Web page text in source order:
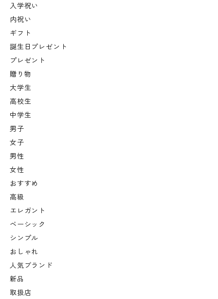
入学祝い
内祝い
ギフト
誕生日プレゼント
プレゼント
贈り物
大学生
高校生
中学生
男子
女子
男性
女性
おすすめ
高級
エレガント
ベーシック
シンプル
おしゃれ
人気ブランド
新品
取扱店